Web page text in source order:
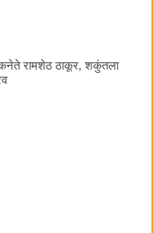
रामशेठ ठाकूर, शकुंतला